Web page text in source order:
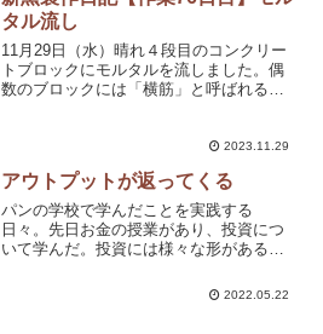
タル流し
11月29日（水）晴れ４段目のコンクリー
トブロックにモルタルを流しました。偶
数のブロックには「横筋」と呼ばれる鉄
鉄筋を配置していたため本体のコンクリ
2023.11.29
アウトプットが返ってくる
パンの学校で学んだことを実践する
日々。先日お金の授業があり、投資につ
いて学んだ。投資には様々な形がある。
投資そのうち自己投資とは、自分のスキ
2022.05.22